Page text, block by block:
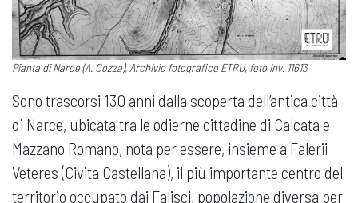
Pianta di Narce (A. Cozza), Archivio fotografico ETRU, foto inv. 11613
Sono trascorsi 130 anni dalla scoperta dell’antica città
di Narce, ubicata tra le odierne cittadine di Calcata e
Mazzano Romano, nota per essere, insieme a Falerii
Veteres (Civita Castellana), il più importante centro del
territorio occupato dai Falisci, popolazione diversa per